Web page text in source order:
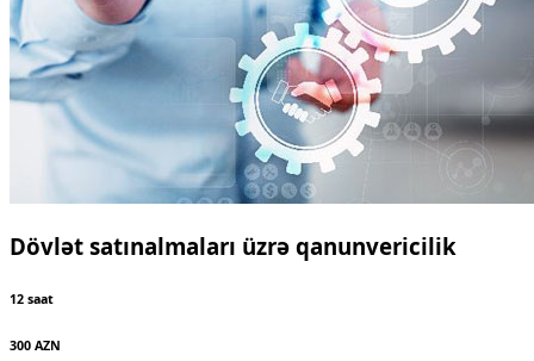
Dövlət satınalmaları üzrə qanunvericilik
12 saat
300 AZN